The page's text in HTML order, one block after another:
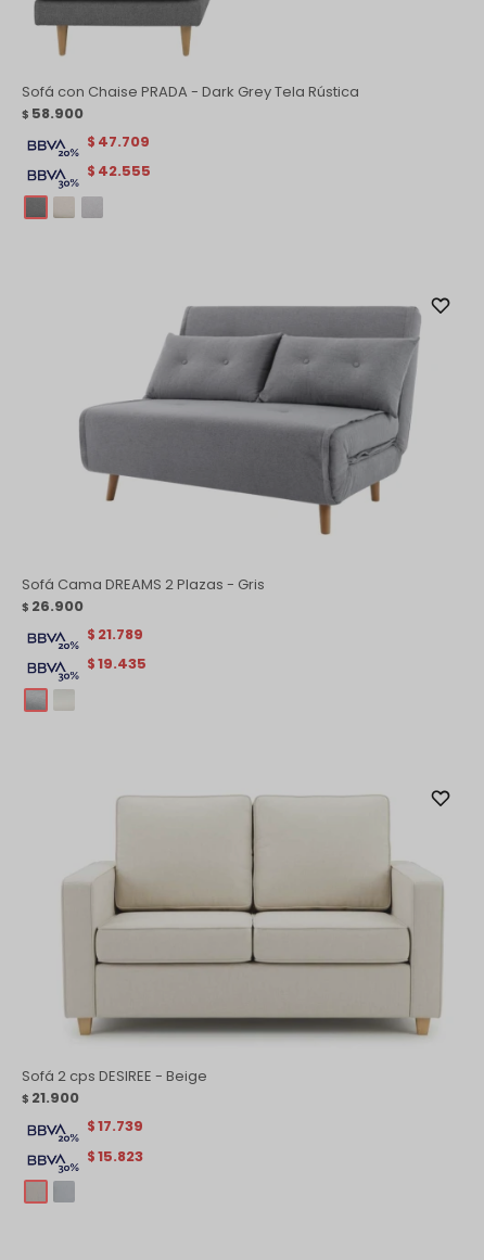
Sofá con Chaise PRADA - Dark Grey Tela Rústica
$ 58.900
$ 42.555
$ 47.709
Sofá Cama DREAMS 2 Plazas - Gris
$ 26.900
$19.435
$ 21.789
Sofá 2 cps DESIREE - Beige
$ 21.900
$15.823
$17.739